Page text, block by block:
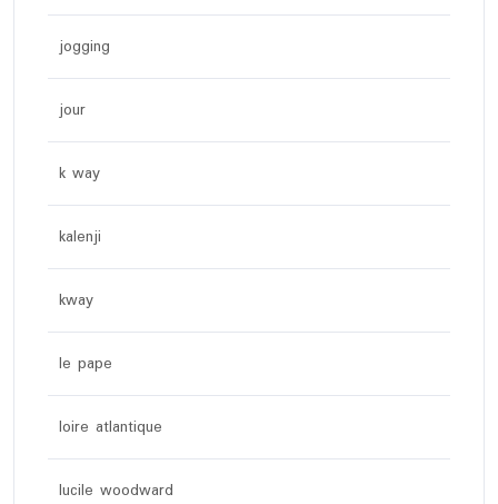
jogging
jour
k way
kalenji
kway
le pape
loire atlantique
lucile woodward